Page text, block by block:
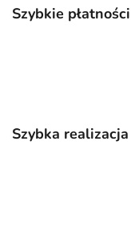
Szybkie płatności
Szybka realizacja